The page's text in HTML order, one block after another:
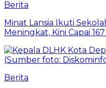
Berita
Minat Lansia Ikuti
Meningkat, Kini Capai
Berita